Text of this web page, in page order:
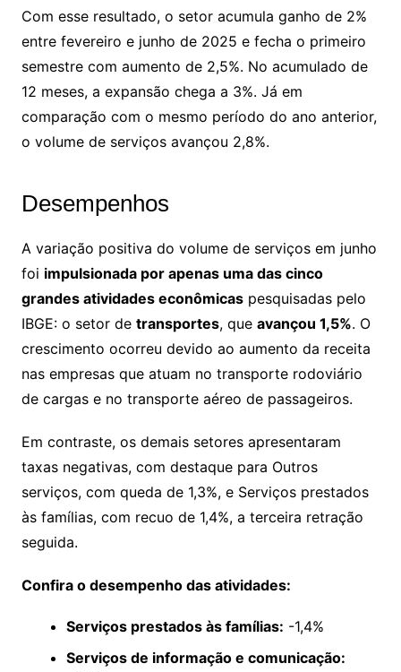
Com esse resultado, o setor acumula ganho de 2%
entre fevereiro e junho de 2025 e fecha o primeiro
semestre com aumento de 2,5%. No acumulado de
12 meses, a expansão chega a 3%. Já em
comparação com o mesmo período do ano anterior,
o volume de serviços avançou 2,8%.
Desempenhos
A variação positiva do volume de serviços em junho
foi impulsionada por apenas uma das cinco
grandes atividades econômicaspesquisadas pelo
IBGE: o setor de transportes, que avançou 1,5%. O
crescimento ocorreu devido ao aumento da receita
nas empresas que atuam no transporte rodoviário
de cargas e no transporte aéreo de passageiros.
Em contraste, os demais setores apresentaram
taxas negativas, com destaque para Outros
serviços, com queda de 1,3%, e Serviços prestados
às famílias, com recuo de 1,4%, a terceira retração
seguida.
Confira o desempenho das atividades:
Serviços prestados às famílias: -1,4%
Serviços de informação e comunicação: